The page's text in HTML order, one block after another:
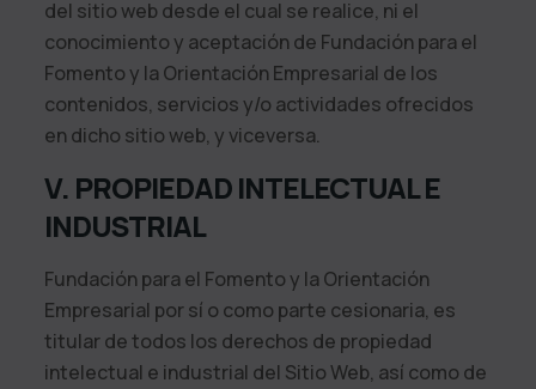
del sitio web desde el cual se realice, ni el
conocimiento y aceptación de Fundación para el
Fomento y la Orientación Empresarial de los
contenidos, servicios y/o actividades ofrecidos
en dicho sitio web, y viceversa.
V. PROPIEDAD INTELECTUAL E
INDUSTRIAL
Fundación para el Fomento y la Orientación
Empresarial por sí o como parte cesionaria, es
titular de todos los derechos de propiedad
intelectual e industrial del Sitio Web, así como de